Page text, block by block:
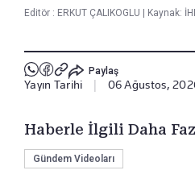
Editör : ERKUT ÇALIKOGLU Kaynak:
Paylaş
Yayın Tarihi 06 Ağustos,
Haberle İlgili Daha
Gündem Videoları